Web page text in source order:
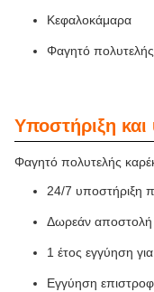
Κεφαλοκάμαρα
Φαγητό
Υποστήριξη και
Φαγητό πολυτελής
24/7 υποστήριξη
Δωρεάν αποστολή
1 έτος εγγύηση
Εγγύηση